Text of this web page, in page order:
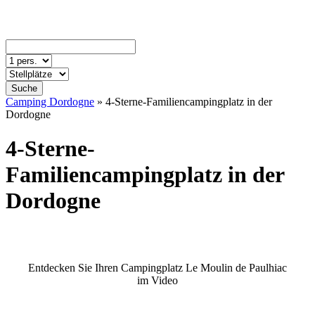
Suche
Camping Dordogne » 4-Sterne-Familiencampingplatz in der
Dordogne
4-Sterne-
Familiencampingplatz in der
Dordogne
Entdecken Sie Ihren Campingplatz Le Moulin de Paulhiac
im Video